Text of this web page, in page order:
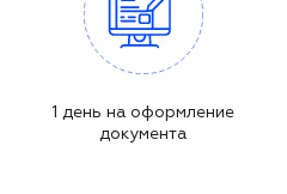
1 день на оформление
документа